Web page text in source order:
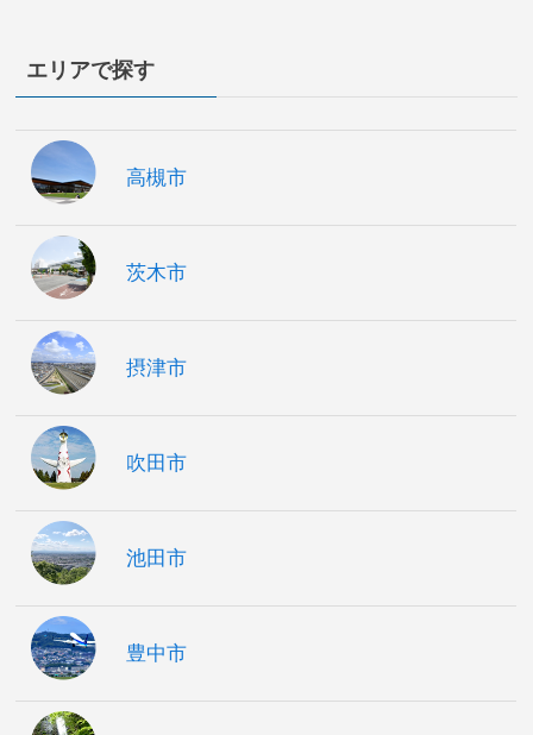
エリアで探す
高槻市
茨木市
摂津市
吹田市
池田市
豊中市